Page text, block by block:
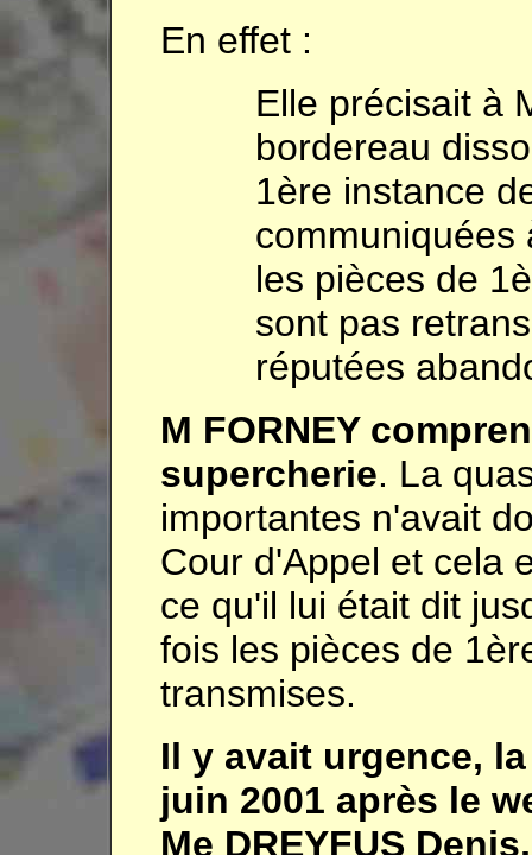
En effet :
Elle précisait à
bordereau
1ère instance
communiquées
les pièces de
sont pas
réputées
M FORNEY
supercherie. La
importantes n'avait
Cour d'Appel et cela
ce qu'il lui était dit
fois les pièces de
transmises.
Il y avait urgence,
juin 2001 après le
Me DREYFUS